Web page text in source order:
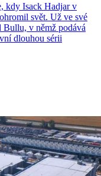
kdy Isack Hadjar v
svět. Už ve své
Bullu, v němž podává
dlouhou sérii